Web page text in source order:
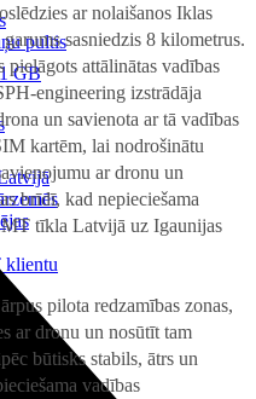
GB
klientu
pultis
ar nolaišanos Iklas
sasniedzis 8 kilometrus.
attālinātas vadības
engineering izstrādāja
un savienota ar tā vadības
kartēm, lai nodrošinātu
ar dronu un
brīdī, kad nepieciešama
tīkla Latvijā uz Igaunijas
pilota redzamības zonas,
ar dronu un nosūtīt tam
būtisks stabils, ātrs un
vadības